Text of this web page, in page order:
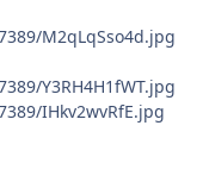
M2qLqSso4d.jpg
Y3RH4H1fWT.jpg
IHkv2wvRfE.jpg